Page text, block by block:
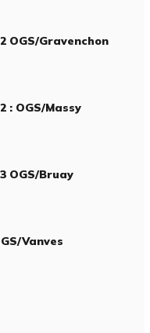
OGS/Gravenchon
: OGS/Massy
OGS/Bruay
Vanves